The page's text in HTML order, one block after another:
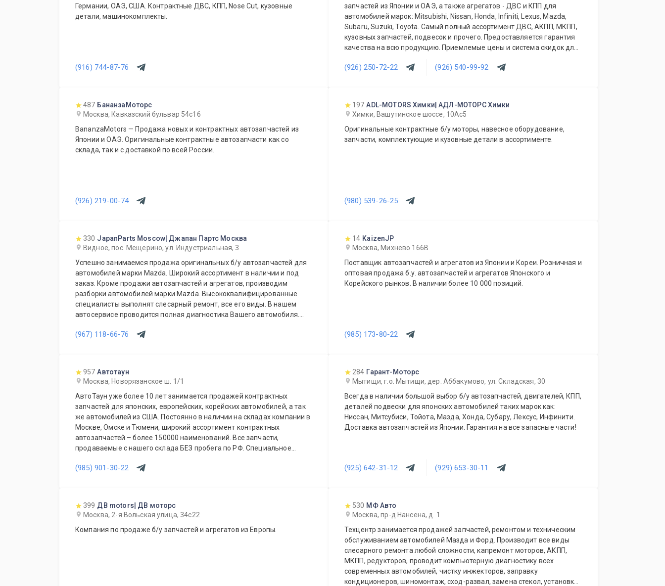
Германии, ОАЭ, США. Контрактные ДВС, КПП, Nose Cut, кузовные
детали, машинокомплекты.
(916) 744-87-76
запчастей из Японии и ОАЭ, а также агрегатов - ДВС и КПП для
автомобилей марок: Mitsubishi, Nissan, Honda, Infiniti, Lexus, Mazda,
Subaru, Suzuki, Toyota. Самый полный ассортимент ДВС, АКПП, МКПП,
кузовных запчастей, подвесок и прочего. Предоставляется гарантия
качества на всю продукцию. Приемлемые цены и система скидок для
ежедневно!
(926) 250-72-22 (926) 540-99-92
487 БананзаМоторс
Москва, Кавказский бульвар 54с16
BananzaMotors — Продажа новых и контрактных автозапчастей из
Японии и ОАЭ. Оригинальные контрактные автозапчасти как со
склада, так и с доставкой по всей России.
(926) 219-00-74
197 ADL-MOTORS Химки| АДЛ-МОТОРС Химки
Химки, Вашутинское шоссе, 10Ас5
Оригинальные контрактные б/у моторы, навесное оборудование,
запчасти, комплектующие и кузовные детали в ассортименте.
(980) 539-26-25
330 JapanParts Moscow| Джапан Партс Москва
Видное, пос. Мещерино, ул. Индустриальная, 3
Успешно занимаемся продажа оригинальных б/у автозапчастей для
автомобилей марки Mazda. Широкий ассортимент в наличии и под
заказ. Кроме продажи автозапчастей и агрегатов, производим
разборки автомобилей марки Mazda. Высококвалифицированные
специалисты выполнят слесарный ремонт, все его виды. В нашем
автосервисе проводится полная диагностика Вашего автомобиля.
также дополнительное оборудование для Вашего автомобиля.
(967) 118-66-76
14 KaizenJP
Москва, Михнево 166В
Поставщик автозапчастей и агрегатов из Японии и Кореи. Розничная и
оптовая продажа б.у. автозапчастей и агрегатов Японского и
Корейского рынков. В наличии более 10 000 позиций.
(985) 173-80-22
957 Автотаун
Москва, Новорязанское ш. 1/1
АвтоТаун уже более 10 лет занимается продажей контрактных
запчастей для японских, европейских, корейских автомобилей, а так
же автомобилей из США. Постоянно в наличии на складах компании в
Москве, Омске и Тюмени, широкий ассортимент контрактных
автозапчастей – более 150000 наименований. Все запчасти,
продаваемые с нашего склада БЕЗ пробега по РФ. Специальное
(985) 901-30-22
284 Гарант-Моторс
Мытищи, г.о. Мытищи, дер. Аббакумово, ул. Складская, 30
Всегда в наличии большой выбор б/у автозапчастей, двигателей, КПП,
деталей подвески для японских автомобилей таких марок как:
Ниссан, Митсубиси, Тойота, Мазда, Хонда, Субару, Лексус, Инфинити.
Доставка автозапчастей из Японии. Гарантия на все запасные части!
(925) 642-31-12 (929) 653-30-11
399 ДВ motors| ДВ моторс
Москва, 2-я Вольская улица, 34с22
Компания по продаже б/у запчастей и агрегатов из Европы.
530 МФ Авто
Москва, пр-д Нансена, д. 1
Техцентр занимается продажей запчастей, ремонтом и техническим
обслуживанием автомобилей Мазда и Форд. Производит все виды
слесарного ремонта любой сложности, капремонт моторов, АКПП,
МКПП, редукторов, проводит компьютерную диагностику всех
современных автомобилей, чистку инжекторов, заправку
кондиционеров, шиномонтаж, сход-развал, замена стекол, установка